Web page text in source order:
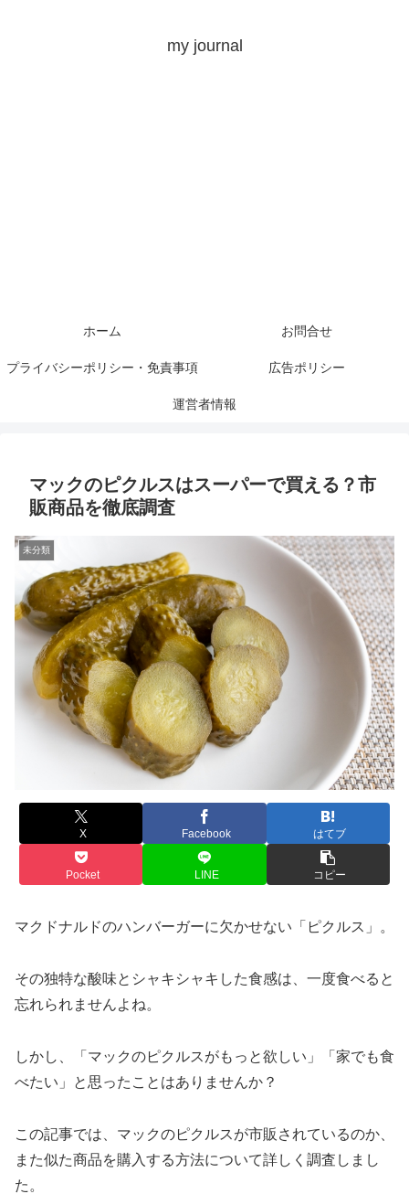
my journal
ホーム お問合せ
プライバシーポリシー・免責事項 広告ポリシー
運営者情報
マックのピクルスはスーパーで買える？市
販商品を徹底調査
未分類
X Facebook はてブ
Pocket LINE コピー
マクドナルドのハンバーガーに欠かせない「ピクルス」。
その独特な酸味とシャキシャキした食感は、一度食べると
忘れられませんよね。
しかし、「マックのピクルスがもっと欲しい」「家でも食
べたい」と思ったことはありませんか？
この記事では、マックのピクルスが市販されているのか、
また似た商品を購入する方法について詳しく調査しまし
た。